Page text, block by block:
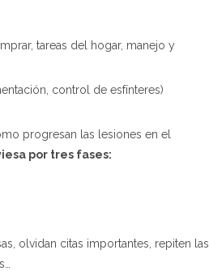
tareas del hogar, manejo y
control de esfínteres)
progresan las lesiones en el
por tres fases:
olvidan citas importantes, repiten las